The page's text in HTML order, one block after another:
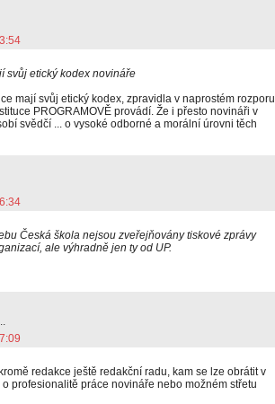
svůj etický kodex novináře
mají svůj etický kodex, zpravidla v naprostém rozporu
PROGRAMOVĚ provádí. Že i přesto novináři v
svědčí ... o vysoké odborné a morální úrovni těch
Česká škola nejsou zveřejňovány tiskové zprávy
ale výhradně jen ty od UP.
redakce ještě redakční radu, kam se lze obrátit v
profesionalitě práce novináře nebo možném střetu